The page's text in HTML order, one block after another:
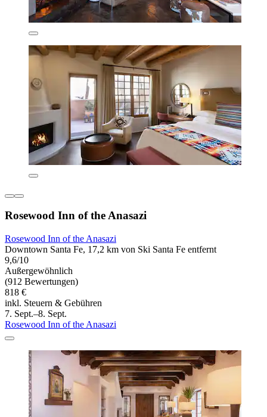
Rosewood Inn of the Anasazi
Rosewood Inn of the Anasazi
Downtown Santa Fe, 17,2 km von Ski Santa Fe entfernt
9,6/10
Außergewöhnlich
(912 Bewertungen)
818 €
inkl. Steuern & Gebühren
7. Sept.–8. Sept.
Rosewood Inn of the Anasazi